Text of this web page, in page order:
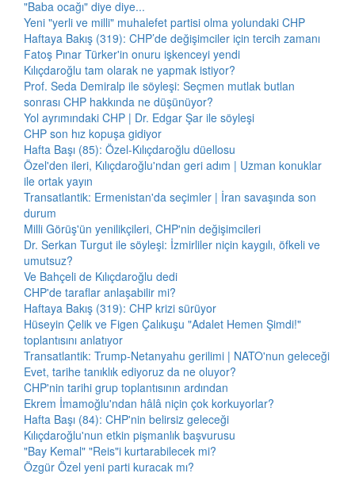
"Baba ocağı" diye diye...
Yeni "yerli ve milli" muhalefet partisi olma yolundaki CHP
Haftaya Bakış (319): CHP’de değişimciler için tercih zamanı
Fatoş Pınar Türker'in onuru işkenceyi yendi
Kılıçdaroğlu tam olarak ne yapmak istiyor?
Prof. Seda Demiralp ile söyleşi: Seçmen mutlak butlan
sonrası CHP hakkında ne düşünüyor?
Yol ayrımındaki CHP | Dr. Edgar Şar ile söyleşi
CHP son hız kopuşa gidiyor
Hafta Başı (85): Özel-Kılıçdaroğlu düellosu
Özel'den ileri, Kılıçdaroğlu'ndan geri adım | Uzman konuklar
ile ortak yayın
Transatlantik: Ermenistan'da seçimler | İran savaşında son
durum
Milli Görüş'ün yenilikçileri, CHP'nin değişimcileri
Dr. Serkan Turgut ile söyleşi: İzmirliler niçin kaygılı, öfkeli ve
umutsuz?
Ve Bahçeli de Kılıçdaroğlu dedi
CHP'de taraflar anlaşabilir mi?
Haftaya Bakış (319): CHP krizi sürüyor
Hüseyin Çelik ve Figen Çalıkuşu "Adalet Hemen Şimdi!"
toplantısını anlatıyor
Transatlantik: Trump-Netanyahu gerilimi | NATO'nun geleceği
Evet, tarihe tanıklık ediyoruz da ne oluyor?
CHP'nin tarihi grup toplantısının ardından
Ekrem İmamoğlu'ndan hâlâ niçin çok korkuyorlar?
Hafta Başı (84): CHP'nin belirsiz geleceği
Kılıçdaroğlu'nun etkin pişmanlık başvurusu
"Bay Kemal" "Reis"i kurtarabilecek mi?
Özgür Özel yeni parti kuracak mı?